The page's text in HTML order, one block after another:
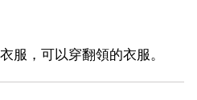
服，可以穿翻領的衣服。